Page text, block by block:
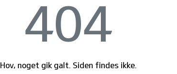
404
Hov, noget gik galt. Siden findes ikke.